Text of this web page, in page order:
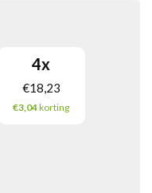
4x
€18,23
€3,04korting